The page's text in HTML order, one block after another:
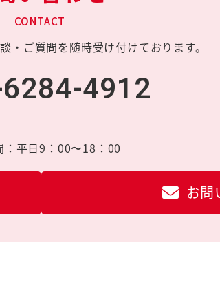
CONTACT
・ご質問を随時受け付けております。
4912
平日9：00〜18：00
お問